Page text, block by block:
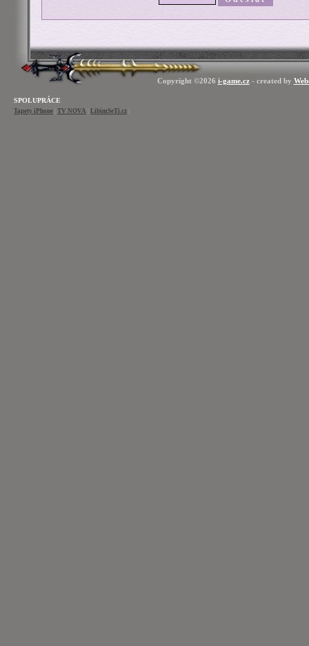
Copyright ©2026 i-game.cz- created by
SPOLUPRÁCE
Tapety iPhone TV NOVA LibimSeTi.cz